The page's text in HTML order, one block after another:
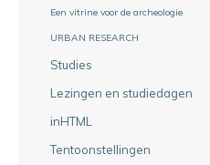
Een vitrine voor de archeologie
URBAN RESEARCH
Studies
Lezingen en studiedagen
inHTML
Tentoonstellingen